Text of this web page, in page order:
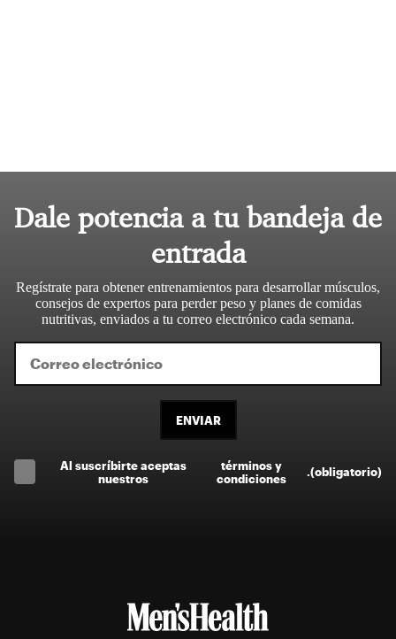
Dale potencia a tu bandeja de
entrada
Regístrate para obtener entrenamientos para desarrollar músculos,
consejos de expertos para perder peso y planes de comidas
nutritivas, enviados a tu correo electrónico cada semana.
ENVIAR
Al suscríbirte aceptas
nuestros
términos y
condiciones
.(obligatorio)